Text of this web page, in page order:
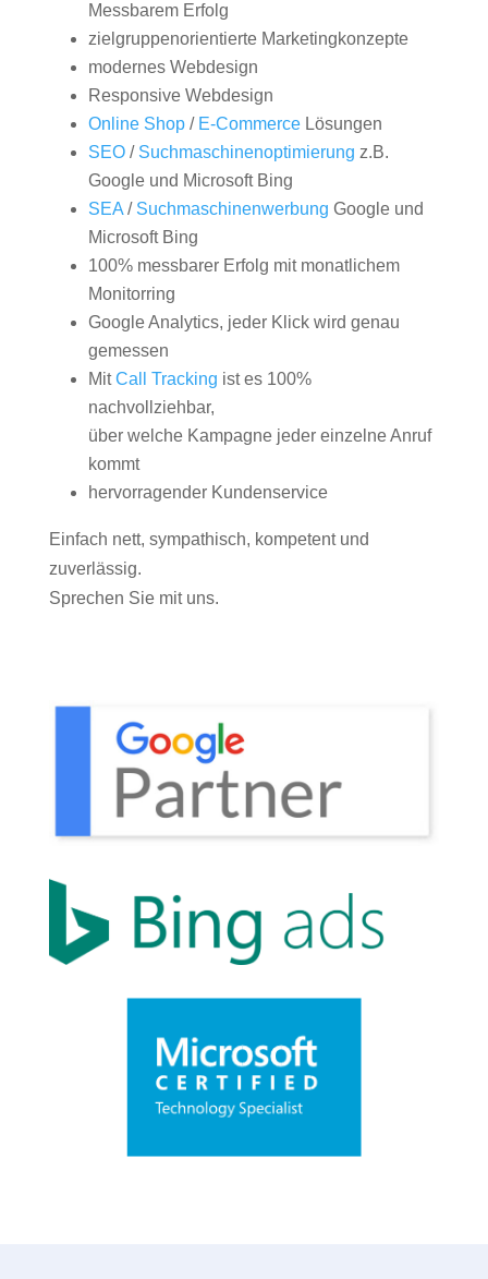
Messbarem Erfolg
zielgruppenorientierte Marketingkonzepte
modernes Webdesign
Responsive Webdesign
Online Shop/ E-CommerceLösungen
SEO/ Suchmaschinenoptimierung z.B.
Google und Microsoft Bing
SEA/ Suchmaschinenwerbung Google und
Microsoft Bing
100% messbarer Erfolg mit monatlichem
Monitorring
Google Analytics, jeder Klick wird genau
gemessen
MitCall Tracking ist es 100%
nachvollziehbar,
über welche Kampagne jeder einzelne Anruf
kommt
hervorragender Kundenservice
Einfach nett, sympathisch, kompetent und
zuverlässig.
Sprechen Sie mit uns.